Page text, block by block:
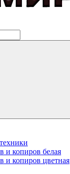
и копиров белая
и копиров цветная